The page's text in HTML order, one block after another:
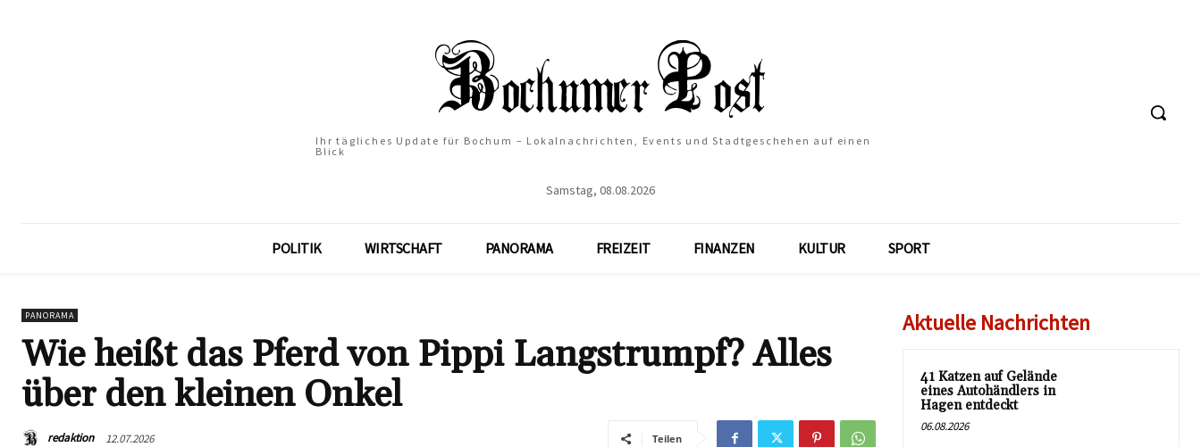
Ihr tägliches Update für Bochum – Lokalnachrichten, Events und Stadtgeschehen auf einen
Blick
Samstag, 08.08.2026
POLITIK WIRTSCHAFT PANORAMA FREIZEIT FINANZEN KULTUR SPORT
PANORAMA
Wie heißt das Pferd von Pippi Langstrumpf? Alles
über den kleinen Onkel
redaktion 12.07.2026 Teilen
Aktuelle Nachrichten
41 Katzen auf Gelände
eines Autohändlers in
Hagen entdeckt
06.08.2026